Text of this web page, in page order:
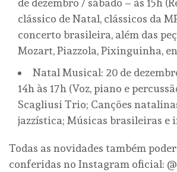
de dezembro / sábado – às 15h
clássico de Natal, clássicos da
concerto brasileira, além das
Mozart, Piazzola, Pixinguinha,
Natal Musical: 20 de
14h às 17h (Voz, piano e
Scagliusi Trio; Canções
jazzística; Músicas brasileiras e
Todas as novidades também
conferidas no Instagram oficial: